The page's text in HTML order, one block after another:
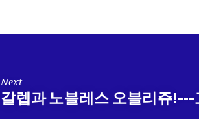
Next
갈렙과 노블레스 오블리쥬!---